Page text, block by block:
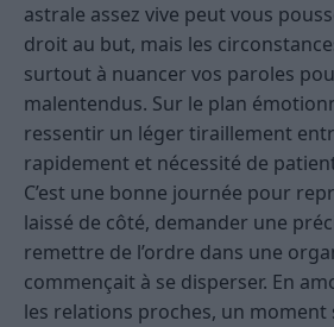
astrale assez vive peut vous
droit au but, mais les
surtout à nuancer vos paroles
malentendus. Sur le plan
ressentir un léger tiraillement
rapidement et nécessité de
C’est une bonne journée pour
laissé de côté, demander une
remettre de l’ordre dans une
commençait à se disperser. En
les relations proches, un moment